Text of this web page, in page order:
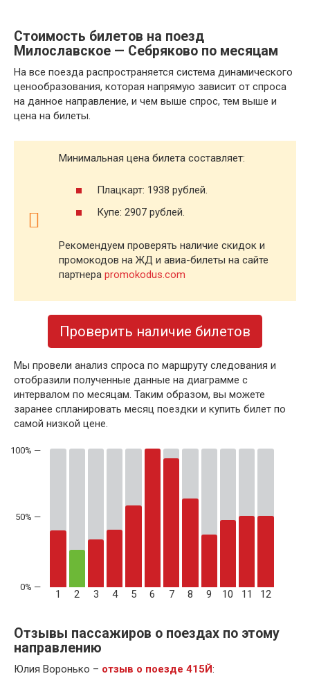
Стоимость билетов на поезд
Милославское — Себряково по месяцам
На все поезда распространяется система динамического
ценообразования, которая напрямую зависит от спроса
на данное направление, и чем выше спрос, тем выше и
цена на билеты.
Минимальная цена билета составляет:
Плацкарт: 1938 рублей.
Купе: 2907 рублей.
Рекомендуем проверять наличие скидок и
промокодов на ЖД и авиа-билеты на сайте
партнера promokodus.com
Проверить наличие билетов
Мы провели анализ спроса по маршруту следования и
отобразили полученные данные на диаграмме с
интервалом по месяцам. Таким образом, вы можете
заранее спланировать месяц поездки и купить билет по
самой низкой цене.
50% —
1 2 3 4 5 6 7 8 9 10 11 12
Отзывы пассажиров о поездах по этому
направлению
Юлия Воронько – отзыв о поезде 415Й: